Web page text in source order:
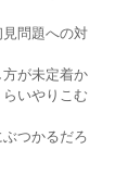
問題への対
が未定着か
いやりこむ
つかるだろ